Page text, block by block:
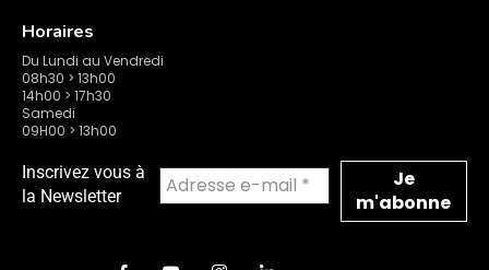
Horaires
Du Lundi au Vendredi
08h30 > 13h00
14h00 > 17h30
Samedi
09H00 > 13h00
Inscrivez vous à
la Newsletter